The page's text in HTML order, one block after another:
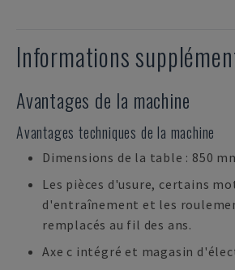
Informations
Avantages de la machine
Avantages techniques de la machine
Dimensions de la table : 850
Les pièces d'usure, certains
d'entraînement et les
remplacés au fil des ans.
Axe c intégré et magasin